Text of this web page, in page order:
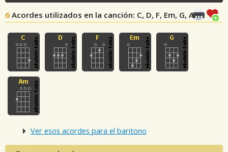
6 Acordes utilizados en la canción: C, D, F, Em, G, Am
Ver esos acordes para el baritono